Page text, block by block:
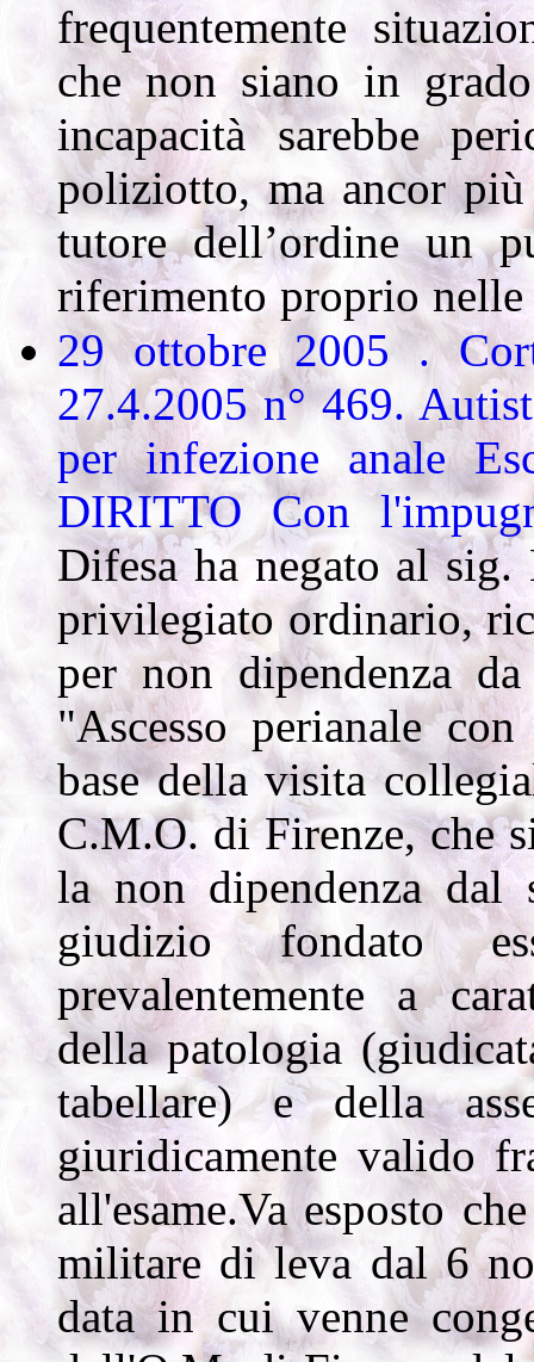
frequentemente
che non siano in
incapacità sarebbe
poliziotto, ma ancor
tutore dell’ordine un
riferimento proprio
29 ottobre 2005 .
27.4.2005 n° 469.
per infezione anale
DIRITTOCon
Difesa ha negato al
privilegiato ordinario,
per non dipendenza
"Ascesso perianale
base della visita
C.M.O. di Firenze, che
la non dipendenza dal
giudizio fondato
prevalentemente a
della patologia
tabellare) e della
giuridicamente valido
all'esame.Va esposto
militare di leva dal 6
data in cui venne